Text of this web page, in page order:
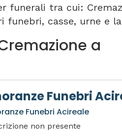
funerali tra cui:
funebri, casse, urne e
a
Funebri
Funebri Acireale
non presente